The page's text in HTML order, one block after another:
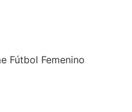
Fútbol Femenino